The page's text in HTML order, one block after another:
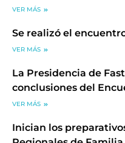
VER MÁS
Se realizó el
VER MÁS
La Presidencia de
conclusiones del
VER MÁS
Inician los